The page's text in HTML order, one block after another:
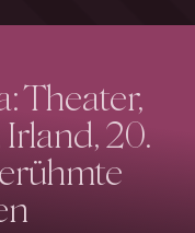
Theater,
20.